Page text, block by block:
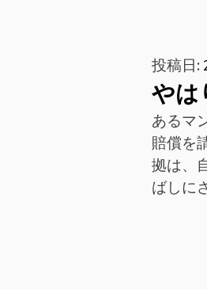
投稿日:
やは
あるマ
賠償を
拠は、
ばしに